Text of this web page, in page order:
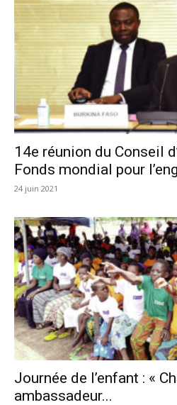
14e réunion du Conseil
Fonds mondial pour
24 juin 2021
Journée de l’enfant : «
ambassadeur...